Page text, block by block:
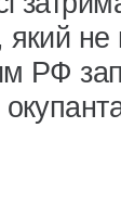
який
РФ